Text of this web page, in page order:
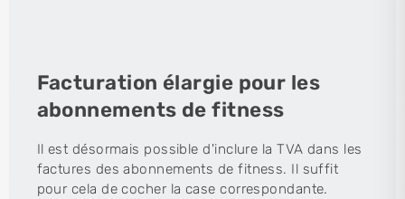
Facturation élargie pour les
abonnements de fitness
Il est désormais possible d'inclure la TVA dans les
factures des abonnements de fitness. Il suffit
pour cela de cocher la case correspondante.